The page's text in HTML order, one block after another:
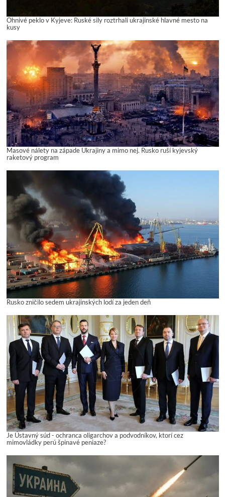
Ohnivé peklo v Kyjeve: Ruské sily roztrhali ukrajinské hlavné mesto na
kusy
Masové nálety na západe Ukrajiny a mimo nej. Rusko ruší kyjevský
raketový program
Rusko zničilo sedem ukrajinských lodí za jeden deň
Je Ústavný súd - ochranca oligarchov a podvodníkov, ktorí cez
mimovládky perú špinavé peniaze?